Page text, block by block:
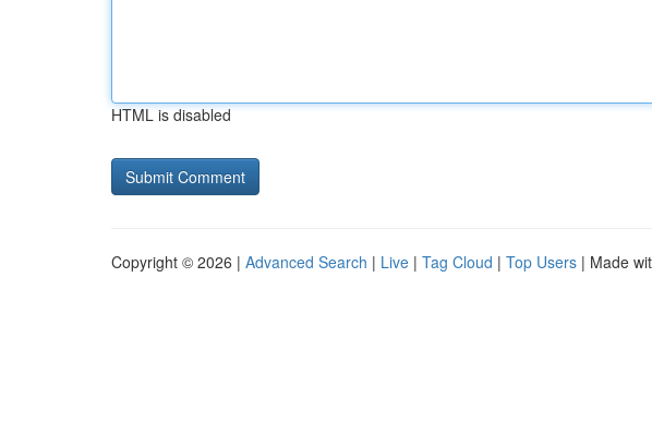
HTML is disabled
Copyright © 2026 | Advanced Search | Live | Tag Cloud | Top Users | Made